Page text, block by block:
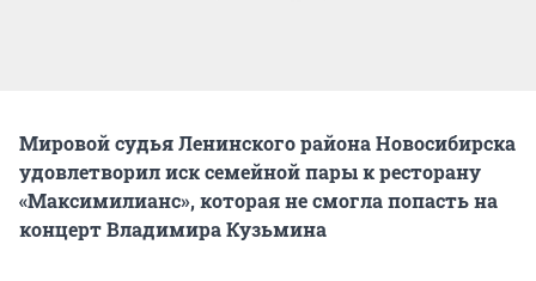
Мировой судья Ленинского района Новосибирска
удовлетворил иск семейной пары к ресторану
«Максимилианс», которая не смогла попасть на
концерт Владимира Кузьмина